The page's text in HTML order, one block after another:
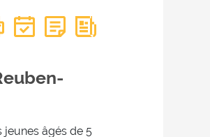
jeunes âgés de 5